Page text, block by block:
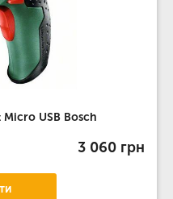
USB Bosch
3 060 грн